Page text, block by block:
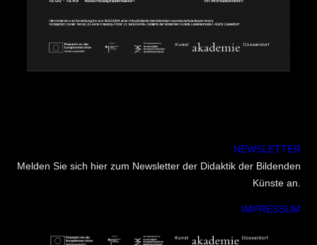
NEWSLETTER
Melden Sie sich hier zum Newsletter der Didaktik der Bildenden
Künste an.
IMPRESSUM